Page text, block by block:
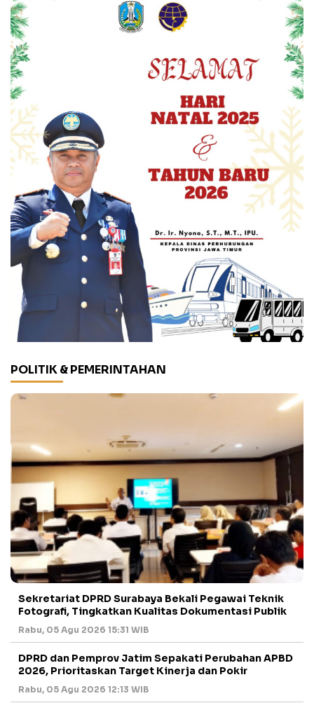
POLITIK & PEMERINTAHAN
Sekretariat DPRD Surabaya Bekali Pegawai Teknik
Fotografi, Tingkatkan Kualitas Dokumentasi Publik
Rabu, 05 Agu 2026 15:31 WIB
DPRD dan Pemprov Jatim Sepakati Perubahan APBD
2026, Prioritaskan Target Kinerja dan Pokir
Rabu, 05 Agu 2026 12:13 WIB